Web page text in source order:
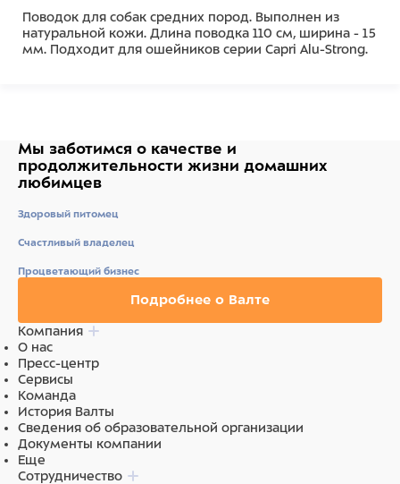
Поводок для собак средних пород. Выполнен из
натуральной кожи. Длина поводка 110 см, ширина - 15
мм. Подходит для ошейников серии Capri Alu-Strong.
Мы заботимся о качестве и
продолжительности жизни домашних
любимцев
Здоровый питомец
Счастливый владелец
Процветающий бизнес
Подробнее о Валте
Компания
О нас
Пресс-центр
Сервисы
Команда
История Валты
Сведения об образовательной организации
Документы компании
Еще
Сотрудничество